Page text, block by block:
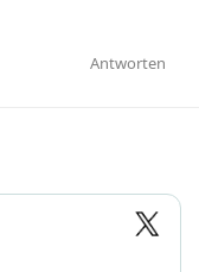
Antworten